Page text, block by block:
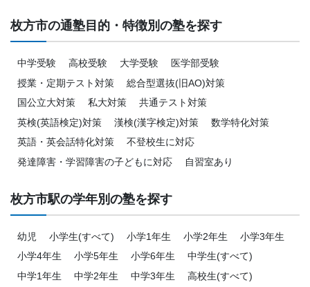
枚方市の通塾目的・特徴別の塾を探す
中学受験 高校受験 大学受験
医学部受験
授業・定期テスト対策
総合型選抜(旧AO)対策
国公立大対策
私大対策
共通テスト対策
英検(英語検定)対策
漢検(漢字検定)対策
数学特化対策
英語・英会話特化対策
不登校生に対応
発達障害・学習障害の子どもに対応
自習室あり
枚方市駅の学年別の塾を探す
幼児 小学生(すべて) 小学1年生 小学2年生
小学3年生
小学4年生
小学5年生 小学6年生
中学生(すべて)
中学1年生
中学2年生 中学3年生
高校生(すべて)